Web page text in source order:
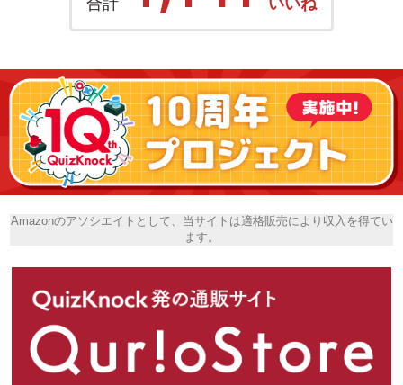
Amazonのアソシエイトとして、当サイトは適格販売により収入を得てい
ます。